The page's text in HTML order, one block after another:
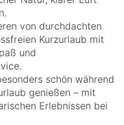
von durchdachten
Kurzurlaub mit
und
schön während
genießen – mit
Erlebnissen bei